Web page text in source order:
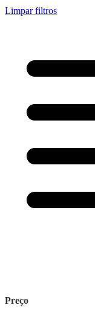
Limpar filtros
Preço